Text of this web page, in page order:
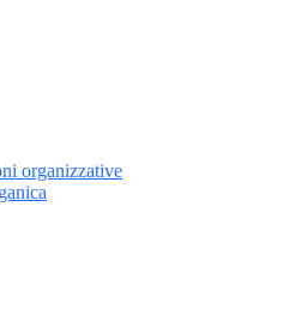
organizzative